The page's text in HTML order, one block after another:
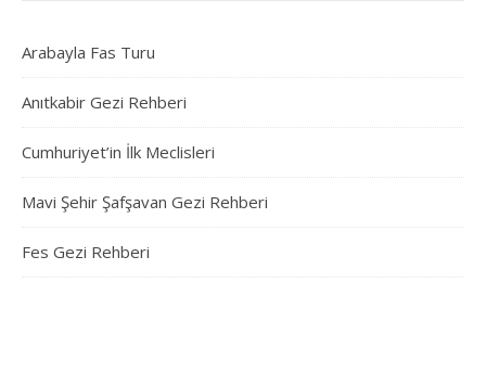
Arabayla Fas Turu
Anıtkabir Gezi Rehberi
Cumhuriyet’in İlk Meclisleri
Mavi Şehir Şafşavan Gezi Rehberi
Fes Gezi Rehberi